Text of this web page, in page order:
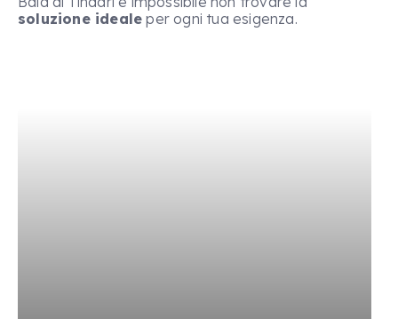
FAMIGLIA
soluzione ideale per ogni tua esigenza.